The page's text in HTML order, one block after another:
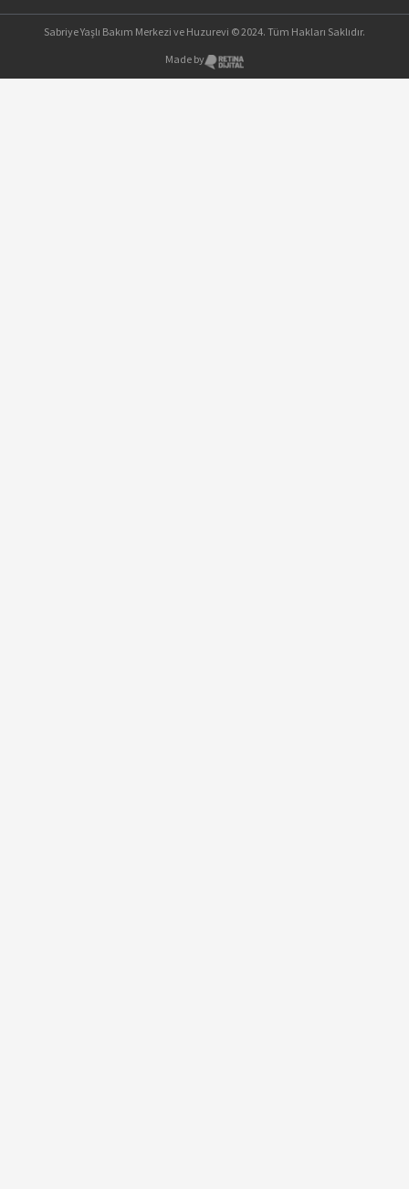
Sabriye Yaşlı Bakım Merkezi ve Huzurevi © 2024. Tüm Hakları Saklıdır.
Made by